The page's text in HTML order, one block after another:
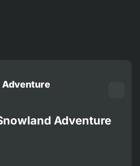
Adventure
Adventure